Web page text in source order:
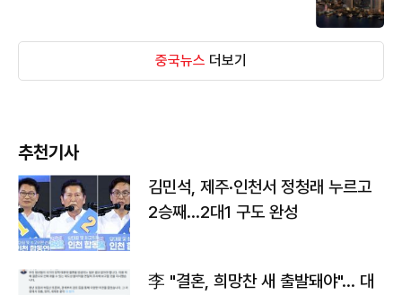
중국뉴스 더보기
추천기사
김민석, 제주·인천서 정청래 누르고
2승째…2대1 구도 완성
李 "결혼, 희망찬 새 출발돼야"… 대